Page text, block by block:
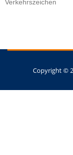
Verkehrszeichen
Copyright ©